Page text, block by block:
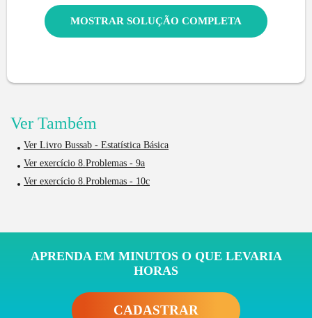
MOSTRAR SOLUÇÃO COMPLETA
Ver Também
Ver Livro Bussab - Estatística Básica
Ver exercício 8.Problemas - 9a
Ver exercício 8.Problemas - 10c
APRENDA EM MINUTOS O QUE LEVARIA
HORAS
CADASTRAR